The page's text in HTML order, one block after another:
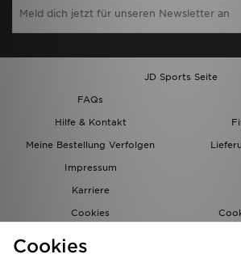
JD Sports Seite
FAQs
Hilfe & Kontakt
Meine Bestellung Verfolgen
Impressum
Karriere
Cookies
Cookies